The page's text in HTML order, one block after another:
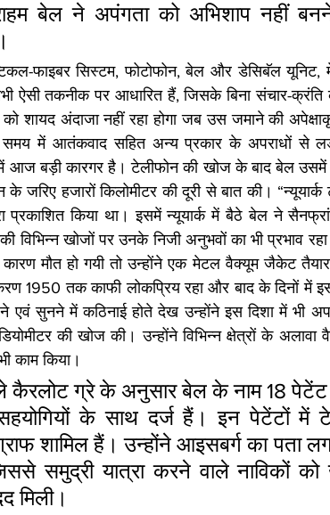
बेल ने अपंगता को अभिशाप नहीं बनने
फाइबर सिस्टम, फोटोफोन, बेल और डेसिबॅल यूनिट,
ऐसी तकनीक पर आधारित हैं, जिसके बिना संचार-क्रंति
शायद अंदाजा नहीं रहा होगा जब उस जमाने की
में आतंकवाद सहित अन्य प्रकार के अपराधों से
में आज बड़ी कारगर है। टेलीफोन की खोज के बाद बेल
जरिए हजारों किलोमीटर की दूरी से बात की। “न्यूयार्क
प्रकाशित किया था। इसमें न्यूयार्क में बैठे बेल ने
विभिन्न खोजों पर उनके निजी अनुभवों का भी प्रभाव
मौत हो गयी तो उन्होंने एक मेटल वैक्यूम जैकेट
1950 तक काफी लोकप्रिय रहा और बाद के दिनों में
सुनने में कठिनाई होते देख उन्होंने इस दिशा में भी
की खोज की। उन्होंने विभिन्न क्षेत्रों के अलावा
काम किया।
कैरलोट ग्रे के अनुसार बेल के नाम 18 पेटेंट
के साथ दर्ज हैं। इन पेटेंटों में
शामिल हैं। उन्होंने आइसबर्ग का पता
समुद्री यात्रा करने वाले नाविकों
मिली।